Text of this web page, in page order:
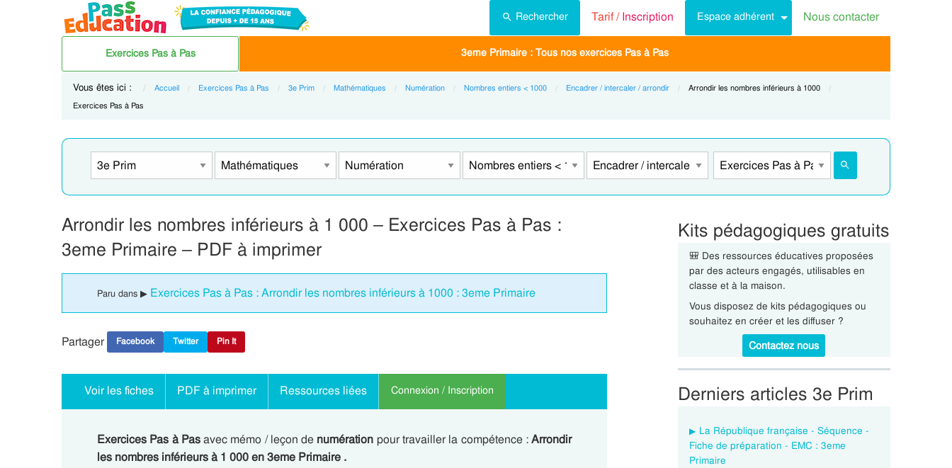
Rechercher Tarif /Inscription Espace adhérent Nous contacter
Exercices Pas à Pas 3eme Primaire : Tous nos exercices Pas à Pas
Vous êtes ici : Accueil Exercices Pas à Pas 3e Prim Mathématiques Numération Nombres entiers < 1000 Encadrer / intercaler / arrondir Current:
Arrondir les nombres inférieurs à 1000
Current:
Exercices Pas à Pas
Arrondir les nombres inférieurs à 1 000 – Exercices Pas à Pas :
3eme Primaire – PDF à imprimer
Paru dans ▶ Exercices Pas à Pas : Arrondir les nombres inférieurs à 1000 : 3eme Primaire
Partager Facebook Twitter Pin It
Voir les fiches PDF à imprimer Ressources liées Connexion / Inscription
Exercices Pas à Pasavec mémo / leçon de numération pour travailler la compétence :Arrondir
les nombres inférieurs à 1 000 en 3eme Primaire .
Kits pédagogiques gratuits
🎒 Des ressources éducatives proposées
par des acteurs engagés, utilisables en
classe et à la maison.
Vous disposez de kits pédagogiques ou
souhaitez en créer et les diffuser ?
Contactez nous
Derniers articles 3e Prim
La République française - Séquence -
Fiche de préparation - EMC : 3eme
Primaire